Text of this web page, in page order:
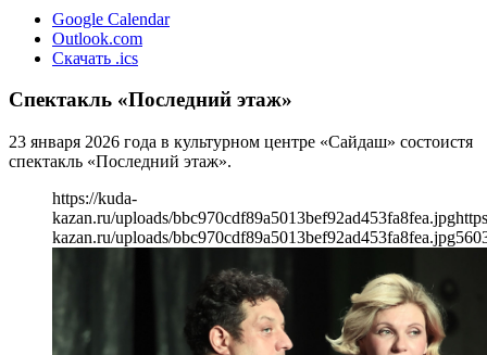
Google Calendar
Outlook.com
Скачать .ics
Спектакль «Последний этаж»
23 января 2026 года в культурном центре «Сайдаш» состоистя
спектакль «Последний этаж».
https://kuda-
kazan.ru/uploads/bbc970cdf89a5013bef92ad453fa8fea.jpg
kazan.ru/uploads/bbc970cdf89a5013bef92ad453fa8fea.jpg560